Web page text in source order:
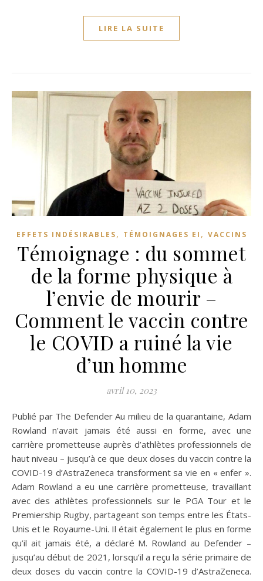
LIRE LA SUITE
EFFETS INDÉSIRABLES, TÉMOIGNAGES EI , VACCINS
Témoignage : du sommet
de la forme physique à
l’envie de mourir –
Comment le vaccin contre
le COVID a ruiné la vie
d’un homme
avril 10, 2023
Publié par The Defender Au milieu de la quarantaine, Adam
Rowland n’avait jamais été aussi en forme, avec une
carrière prometteuse auprès d’athlètes professionnels de
haut niveau – jusqu’à ce que deux doses du vaccin contre la
COVID-19 d’AstraZeneca transforment sa vie en « enfer ».
Adam Rowland a eu une carrière prometteuse, travaillant
avec des athlètes professionnels sur le PGA Tour et le
Premiership Rugby, partageant son temps entre les États-
Unis et le Royaume-Uni. Il était également le plus en forme
qu’il ait jamais été, a déclaré M. Rowland au Defender –
jusqu’au début de 2021, lorsqu’il a reçu la série primaire de
deux doses du vaccin contre la COVID-19 d’AstraZeneca.